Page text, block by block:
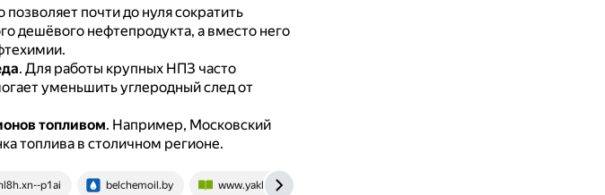
позволяет почти до нуля сократить
дешёвого нефтепродукта, а вместо него
. Для работы крупных НПЗ часто
уменьшить углеродный след от
топливом. Например, Московский
топлива в столичном регионе.
p1ai belchemoil.by www.yaklass.ru